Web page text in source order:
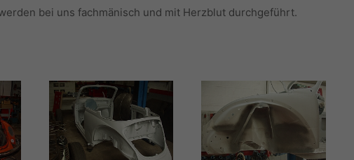
bei uns fachmänisch und mit Herzblut durchgeführt.